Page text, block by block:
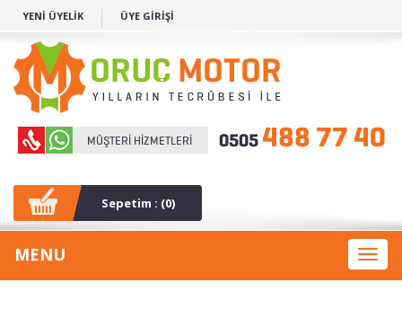
YENİ ÜYELİK ÜYE GİRİŞİ
Sepetim : (0)
Toggle
MENU